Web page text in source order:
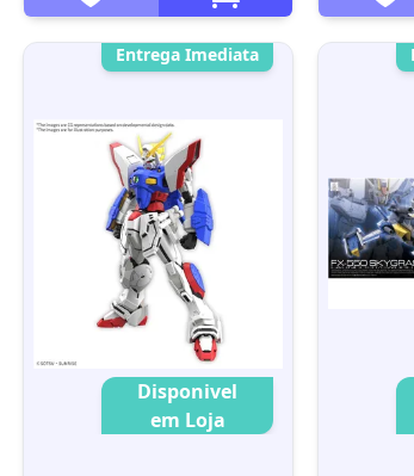
Entrega Imediata
Disponivel
em Loja